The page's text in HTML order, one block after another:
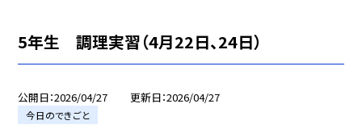
5年生 調理実習（4月22日、24日）
公開日 2026/04/27 更新日 2026/04/27
今日のできごと